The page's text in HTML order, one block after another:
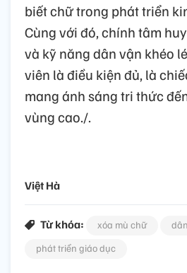
biết chữ trong phát triển
Cùng với đó, chính tâm
và kỹ năng dân vận khéo
viên là điều kiện đủ, là
mang ánh sáng tri thức
vùng cao./.
Việt Hà
Từ khóa: xóa mù chữ
phát triển giáo dục